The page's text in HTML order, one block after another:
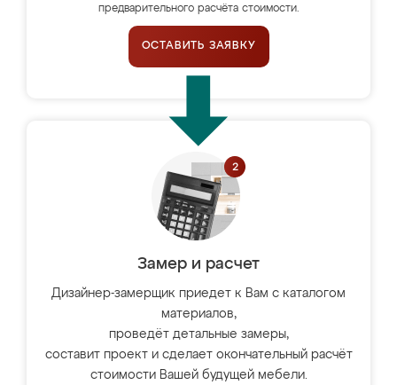
предварительного расчёта стоимости.
ОСТАВИТЬ ЗАЯВКУ
Замер и расчет
Дизайнер-замерщик приедет к Вам с каталогом
материалов,
проведёт детальные замеры,
составит проект и сделает окончательный расчёт
стоимости Вашей будущей мебели.